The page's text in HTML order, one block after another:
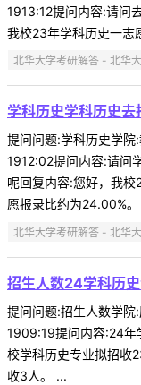
1913:12提问内容:请问
我校23年学科历史一志
北华大学考研解答 - 北华
学科历史学科历史
提问问题:学科历史学
1912:02提问内容:请问
呢回复内容:您好，我
愿报录比约为24.00%
北华大学考研解答 - 北华
招生人数24学科历
提问问题:招生人数学
1909:19提问内容:24年
校学科历史专业拟招收
收3人。 ...